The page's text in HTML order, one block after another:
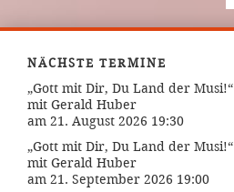
NÄCHSTE TERMINE
„Gott mit Dir, Du Land der Musi!“
mit Gerald Huber
am 21. August 2026 19:30
„Gott mit Dir, Du Land der Musi!“
mit Gerald Huber
am 21. September 2026 19:00